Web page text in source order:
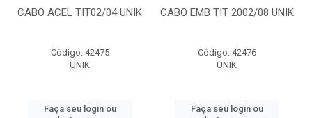
CABO ACEL TIT02/04 UNIK
Código: 42475
UNIK
Faça seu login ou
CABO EMB TIT 2002/08 UNIK
Código: 42476
UNIK
Faça seu login ou